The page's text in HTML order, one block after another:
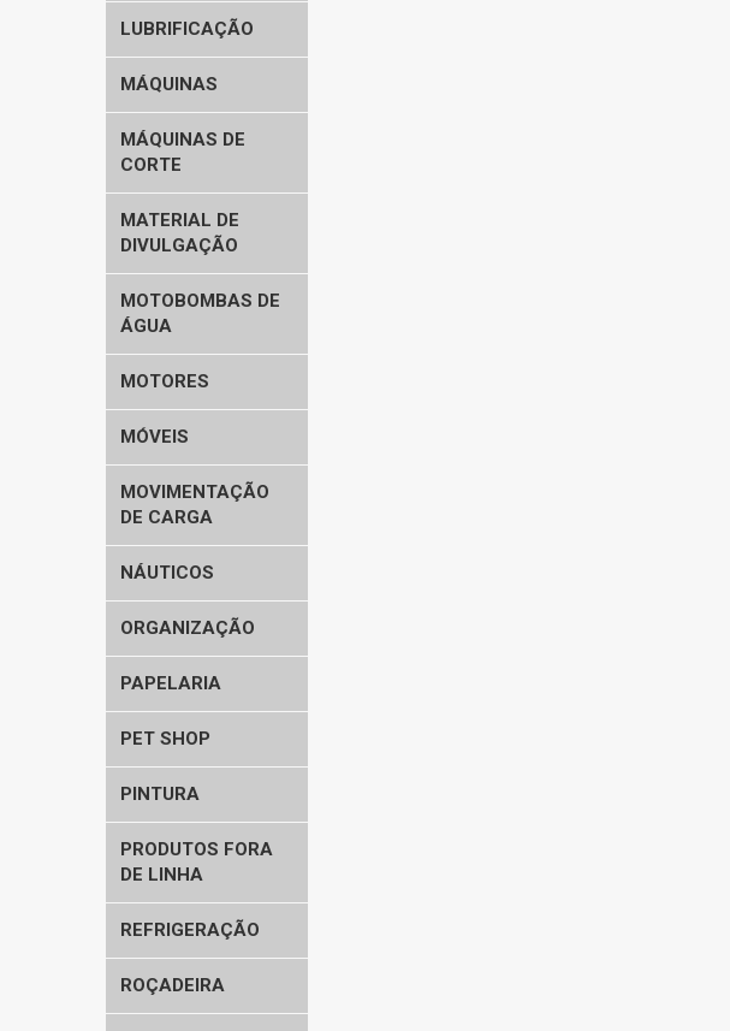
LUBRIFICAÇÃO
MÁQUINAS
MÁQUINAS DE
CORTE
MATERIAL DE
DIVULGAÇÃO
MOTOBOMBAS DE
ÁGUA
MOTORES
MÓVEIS
MOVIMENTAÇÃO
DE CARGA
NÁUTICOS
ORGANIZAÇÃO
PAPELARIA
PET SHOP
PINTURA
PRODUTOS FORA
DE LINHA
REFRIGERAÇÃO
ROÇADEIRA